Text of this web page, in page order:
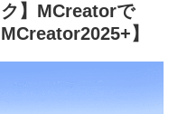
】MCreatorで
】